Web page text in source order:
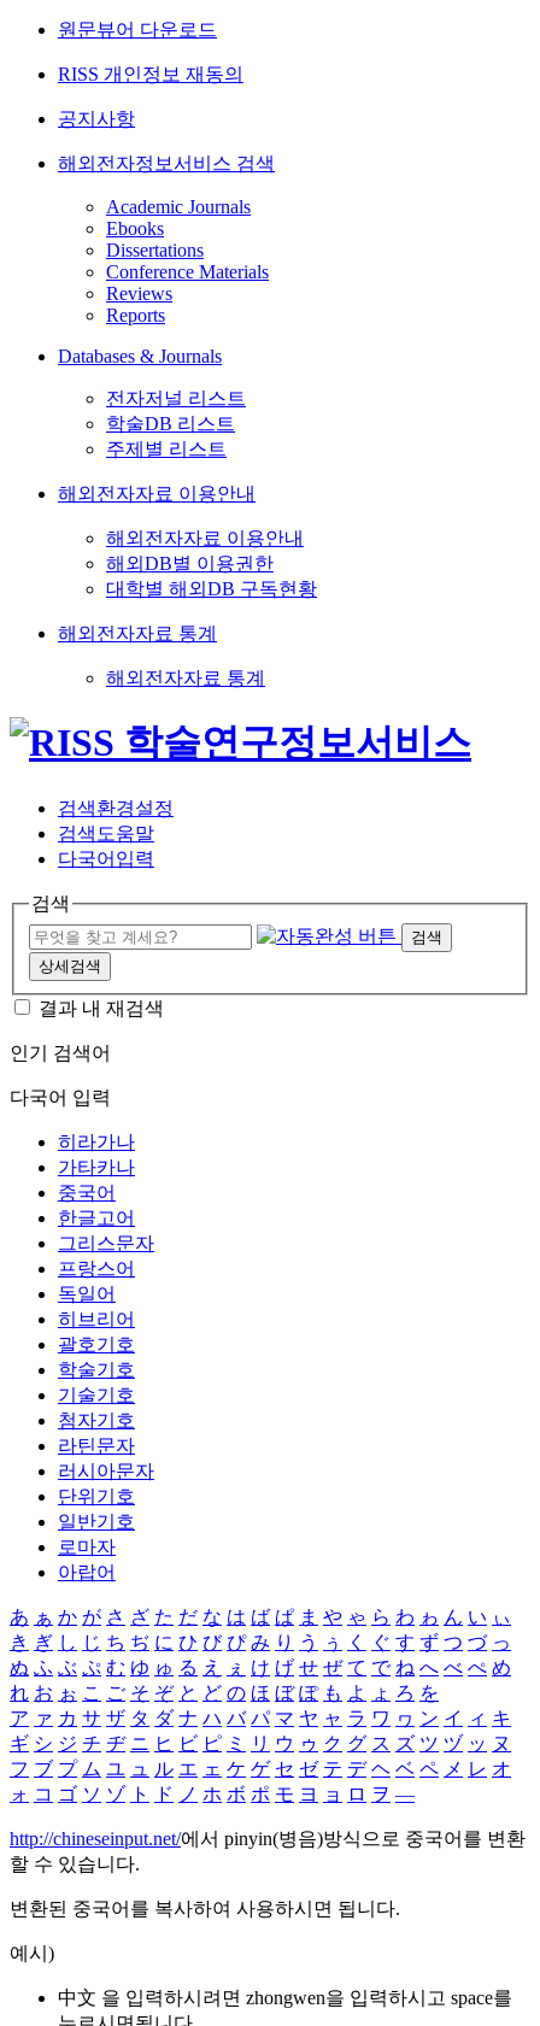
원문뷰어 다운로드
RISS 개인정보 재동의
공지사항
해외전자정보서비스 검색
Academic Journals
Ebooks
Dissertations
Conference Materials
Reviews
Reports
Databases & Journals
전자저널 리스트
학술DB 리스트
주제별 리스트
해외전자자료 이용안내
해외전자자료 이용안내
해외DB별 이용권한
대학별 해외DB 구독현황
해외전자자료 통계
해외전자자료 통계
검색환경설정
검색도움말
다국어입력
검색
검색
상세검색
결과 내 재검색
인기 검색어
다국어 입력
히라가나
가타카나
중국어
한글고어
그리스문자
프랑스어
독일어
히브리어
괄호기호
학술기호
기술기호
첨자기호
라틴문자
러시아문자
단위기호
일반기호
로마자
아랍어
あ ぁ か が さ ざ た だ な は ば ぱ ま や ゃ ら わ ゎ ん い ぃ
き ぎ し じ ち ぢ に ひ び ぴ み り う ぅ く ぐ す ず つ づ っ
ぬ ふ ぶ ぷ む ゆ ゅ る え ぇ け げ せ ぜ て で ね へ べ ぺ め
れ お ぉ こ ご そ ぞ と ど の ほ ぼ ぽ も よ ょ ろ を
ア ァ カ サ ザ タ ダ ナ ハ バ パ マ ヤ ャ ラ ワ ヮ ン イ ィ キ
ギ シ ジ チ ヂ ニ ヒ ビ ピ ミ リ ウ ゥ ク グ ス ズ ツ ヅ ッ ヌ
フ ブ プ ム ユ ュ ル エ ェ ケ ゲ セ ゼ テ デ ヘ ベ ペ メ レ オ
ォ コ ゴ ソ ゾ ト ド ノ ホ ボ ポ モ ヨ ョ ロ ヲ ―
http://chineseinput.net/에서 pinyin(병음)방식으로 중국어를 변환
할 수 있습니다.
변환된 중국어를 복사하여 사용하시면 됩니다.
예시)
中文 을 입력하시려면 zhongwen을 입력하시고 space를